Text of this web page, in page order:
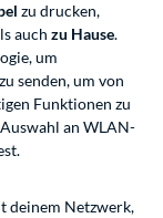
zu drucken,
auch zu Hause.
um
senden, um von
Funktionen zu
an WLAN-
deinem Netzwerk,